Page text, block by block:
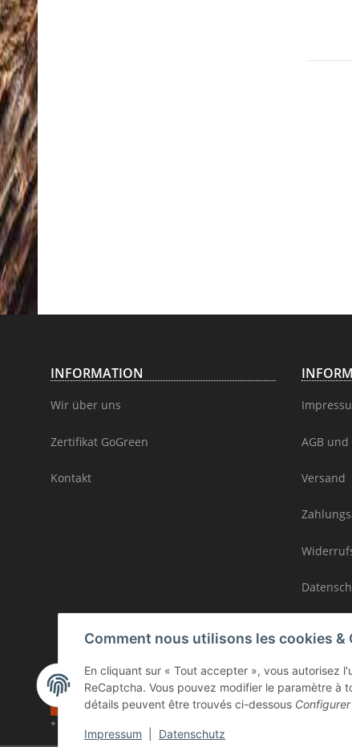
Comment nous utilisons les cookies &
En cliquant sur « Tout accepter », vous autorisez
ReCaptcha. Vous pouvez modifier le paramètre à
détails peuvent être trouvés ci-dessous Configurer
Impressum Datenschutz
INFORMATION
Wir über uns
Zertifikat GoGreen
Kontakt
AGB
Versand
Résilier le contrat
* Tous les prix incluent la TVA légale., plus les